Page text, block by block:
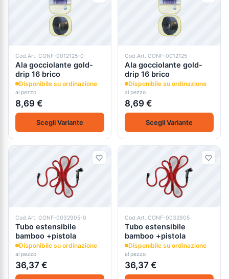
Cod.Art. CONF-0012125-0
Ala gocciolante gold-
drip 16 brico
Disponibile su ordinazione
al pezzo
8,69 €
Scegli Variante
Cod.Art. CONF-0012125
Ala gocciolante gold-
drip 16 brico
Disponibile su ordinazione
al pezzo
8,69 €
Scegli Variante
Cod.Art. CONF-0032905-0
Tubo estensibile
bamboo +pistola
Disponibile su ordinazione
al pezzo
36,37 €
Cod.Art. CONF-0032905
Tubo estensibile
bamboo +pistola
Disponibile su ordinazione
al pezzo
36,37 €